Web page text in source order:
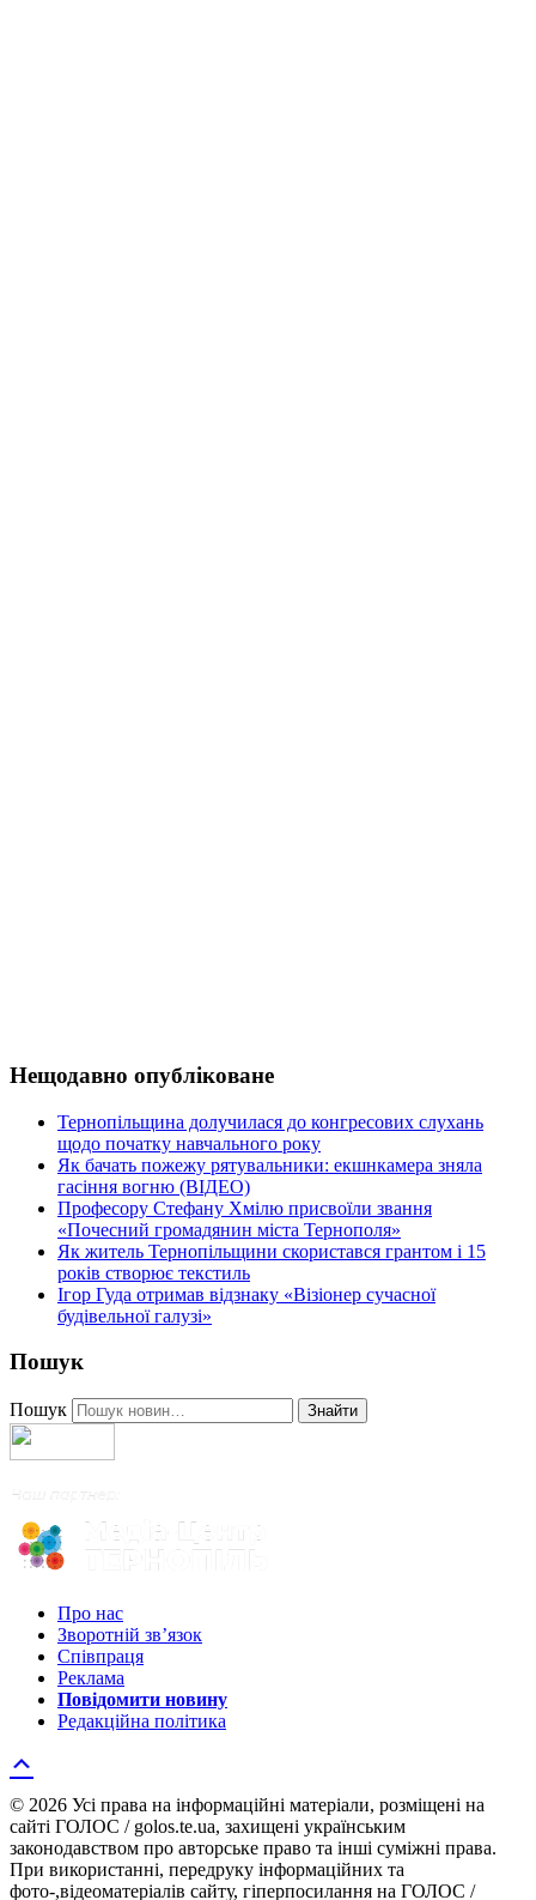
Нещодавно опубліковане
Тернопільщина долучилася до конгресових слухань
щодо початку навчального року
Як бачать пожежу рятувальники: екшнкамера зняла
гасіння вогню (ВІДЕО)
Професору Стефану Хмілю присвоїли звання
«Почесний громадянин міста Тернополя»
Як житель Тернопільщини скористався грантом і 15
років створює текстиль
Ігор Гуда отримав відзнаку «Візіонер сучасної
будівельної галузі»
Пошук
Пошук Знайти
Про нас
Зворотній зв’язок
Співпраця
Реклама
Повідомити новину
Редакційна політика
© 2026 Усі права на інформаційні матеріали, розміщені на
сайті ГОЛОС / golos.te.ua, захищені українським
законодавством про авторське право та інші суміжні права.
При використанні, передруку інформаційних та
фото-,відеоматеріалів сайту, гіперпосилання на ГОЛОС /